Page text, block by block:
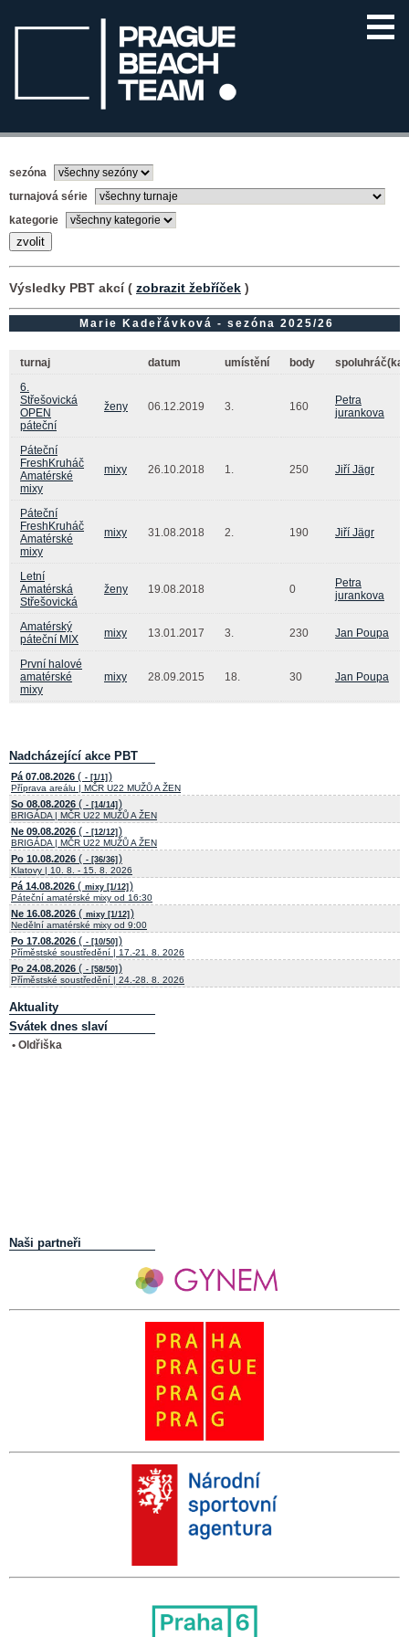
sezóna
turnajová série
kategorie
Výsledky PBT akcí ( zobrazit žebříček )
Marie Kadeřávková - sezóna 2025/26
turnaj datum umístění body
spoluhráč(ka)
6.
Střešovická
OPEN
páteční
ženy 06.12.2019 3. 160
Petra
jurankova
Páteční
FreshKruháč
Amatérské
mixy
mixy 26.10.2018 1. 250 Jiří Jägr
Páteční
FreshKruháč
Amatérské
mixy
mixy 31.08.2018 2. 190 Jiří Jägr
Letní
Amatérská
Střešovická
ženy 19.08.2018 0
Petra
jurankova
Amatérský
páteční MIX
mixy 13.01.2017 3. 230 Jan Poupa
První halové
amatérské
mixy
mixy 28.09.2015 18. 30 Jan Poupa
Nadcházející akce PBT
Pá 07.08.2026 ( - [1/1] )
Příprava areálu | MČR U22 MUŽŮ A ŽEN
So 08.08.2026 ( - [14/14] )
BRIGÁDA | MČR U22 MUŽŮ A ŽEN
Ne 09.08.2026 ( - [12/12] )
BRIGÁDA | MČR U22 MUŽŮ A ŽEN
Po 10.08.2026 ( - [36/36] )
Klatovy | 10. 8. - 15. 8. 2026
Pá 14.08.2026 ( mixy [1/12] )
Páteční amatérské mixy od 16:30
Ne 16.08.2026 ( mixy [1/12] )
Nedělní amatérské mixy od 9:00
Po 17.08.2026 ( - [10/50] )
Příměstské soustředění | 17.-21. 8. 2026
Po 24.08.2026 ( - [58/50] )
Příměstské soustředění | 24.-28. 8. 2026
Aktuality
Svátek dnes slaví
• Oldřiška
Naši partneři